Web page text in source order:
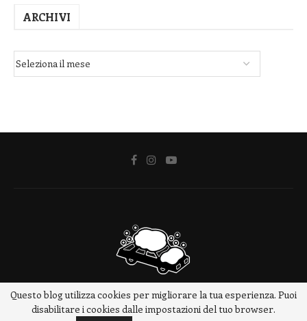
ARCHIVI
@2018 - www.meteotrip.it
Questo blog utilizza cookies per migliorare la tua esperienza. Puoi
disabilitare i cookies dalle impostazioni del tuo browser.